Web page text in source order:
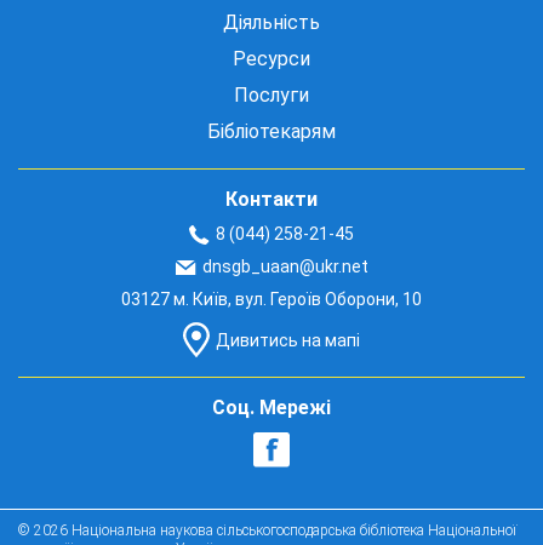
Діяльність
Ресурси
Послуги
Бібліотекарям
Контакти
8 (044) 258-21-45
dnsgb_uaan@ukr.net
03127 м. Київ, вул. Героїв Оборони, 10
Дивитись на мапі
Соц. Мережі
© 2026 Національна наукова сільськогосподарська бібліотека Національної